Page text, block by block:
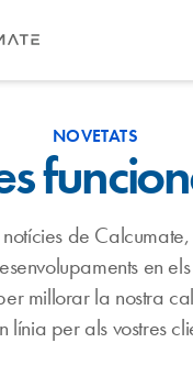
NOVETATS
notícies de
en
millorar la nostra
línia per als vostres